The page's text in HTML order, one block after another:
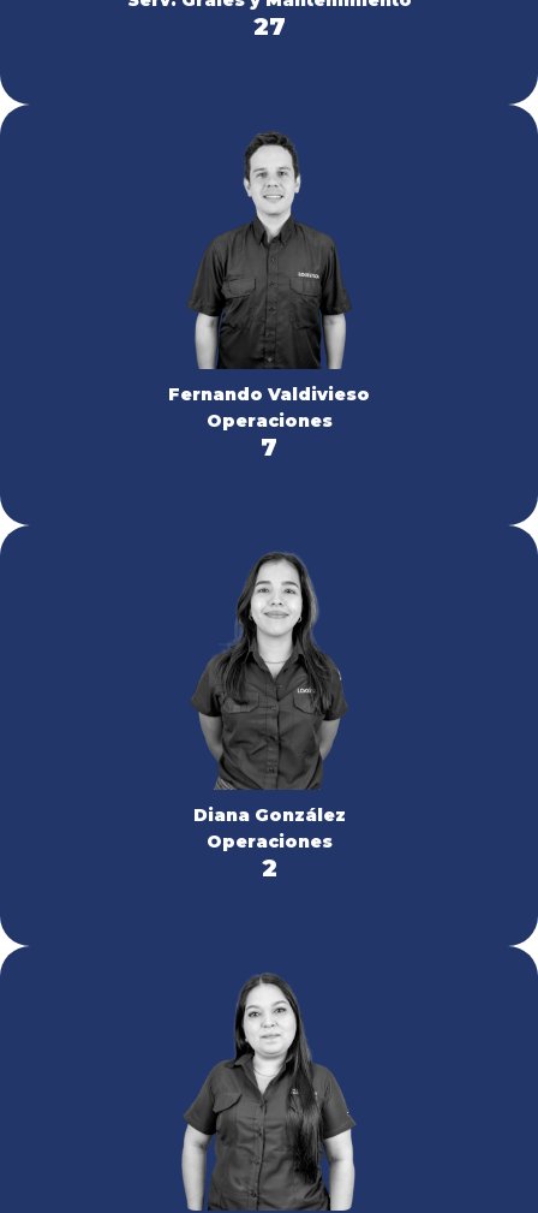
27
Fernando Valdivieso
Operaciones
7
Diana González
Operaciones
2